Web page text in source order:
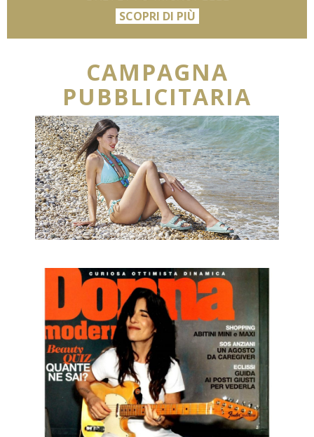
SCOPRI DI PIÙ
CAMPAGNA
PUBBLICITARIA